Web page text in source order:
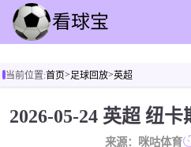
足球直播
当前位置:首页>足球回放>英超
来源：咪咕体育